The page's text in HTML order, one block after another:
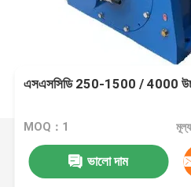
এসএসসিডি 250-1500 / 4000 উচ্চ
MOQ：1
ভালো দাম